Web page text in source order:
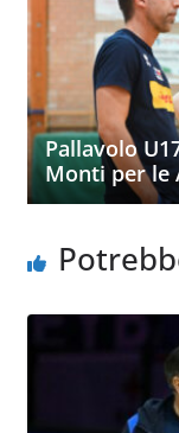
Pallavolo
Monti per le